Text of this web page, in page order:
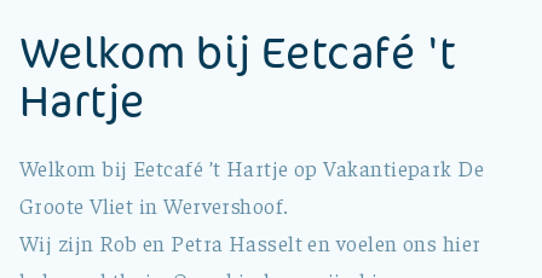
Welkom bij Eetcafé 't
Hartje
Welkom bij Eetcafé ’t Hartje op Vakantiepark De
Groote Vliet in Wervershoof.
Wij zijn Rob en Petra Hasselt en voelen ons hier